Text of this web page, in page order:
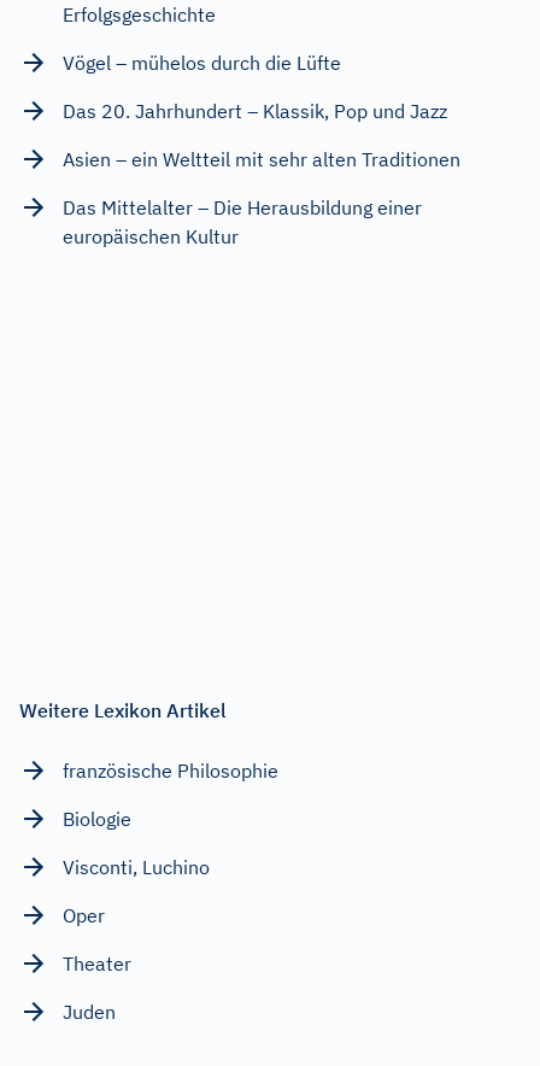
Erfolgsgeschichte
Vögel – mühelos durch die Lüfte
Das 20. Jahrhundert – Klassik, Pop und Jazz
Asien – ein Weltteil mit sehr alten Traditionen
Das Mittelalter – Die Herausbildung einer
europäischen Kultur
Weitere Lexikon Artikel
französische Philosophie
Biologie
Visconti, Luchino
Oper
Theater
Juden